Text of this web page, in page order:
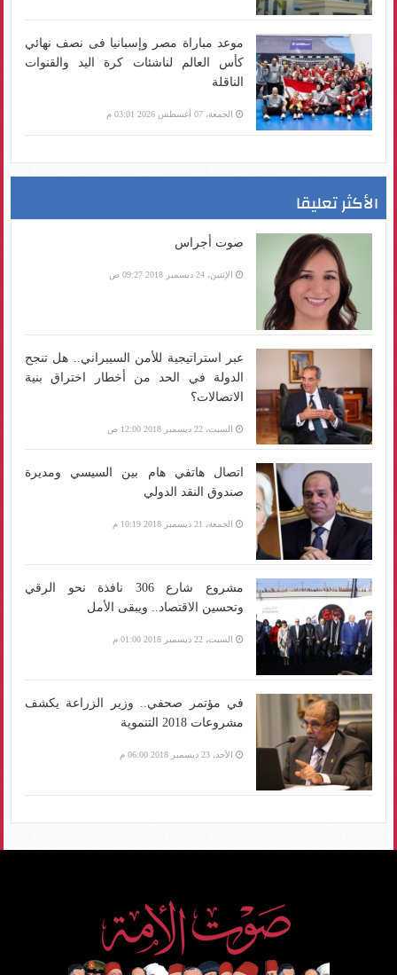
موعد مباراة مصر وإسبانيا فى نصف نهائي
كأس العالم لناشئات كرة اليد والقنوات
الناقلة
الجمعة، 07 أغسطس 2026 03:01 م
الأكثر تعليقا
صوت أجراس
الإثنين، 24 ديسمبر 2018 09:27 ص
عبر استراتيجية للأمن السيبراني.. هل تنجح
الدولة في الحد من أخطار اختراق بنية
الاتصالات؟
السبت، 22 ديسمبر 2018 12:00 ص
اتصال هاتفي هام بين السيسي ومديرة
صندوق النقد الدولي
الجمعة، 21 ديسمبر 2018 10:19 م
مشروع شارع 306 نافذة نحو الرقي
وتحسين الاقتصاد.. ويبقى الأمل
السبت، 22 ديسمبر 2018 01:00 م
في مؤتمر صحفي.. وزير الزراعة يكشف
مشروعات 2018 التنموية
الأحد، 23 ديسمبر 2018 06:00 م